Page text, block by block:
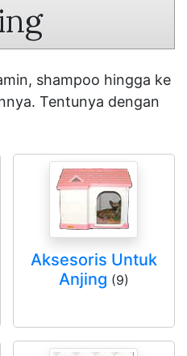
shampoo hingga ke
Tentunya dengan
Aksesoris Untuk
Anjing (9)